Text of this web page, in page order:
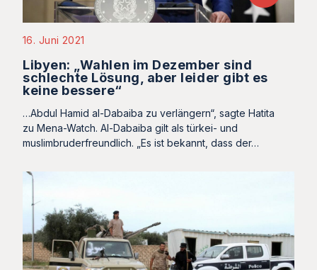
16. Juni 2021
Libyen: „Wahlen im Dezember sind
schlechte Lösung, aber leider gibt es
keine bessere“
…Abdul Hamid al-Dabaiba zu verlängern“, sagte Hatita
zu Mena-Watch. Al-Dabaiba gilt als türkei- und
muslimbruderfreundlich. „Es ist bekannt, dass der…